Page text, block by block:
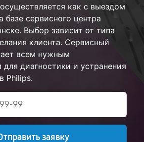
как с выездом
базе сервисного центра
Выбор зависит от типа
клиента. Сервисный
всем нужным
диагностики и устранения
Philips.
заявку